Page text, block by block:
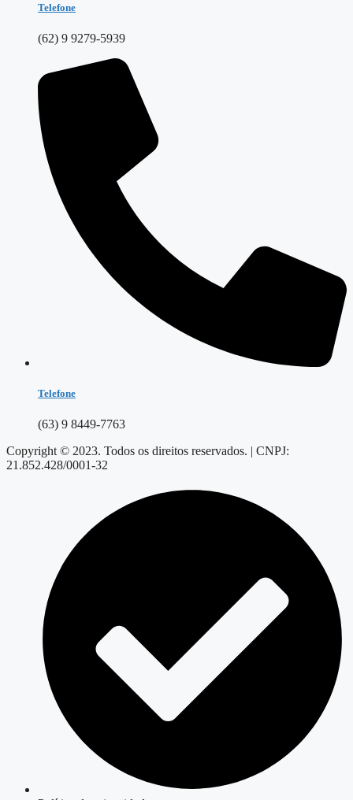
Telefone
(62) 9 9279-5939
Telefone
(63) 9 8449-7763
Copyright © 2023. Todos os direitos reservados. | CNPJ:
21.852.428/0001-32